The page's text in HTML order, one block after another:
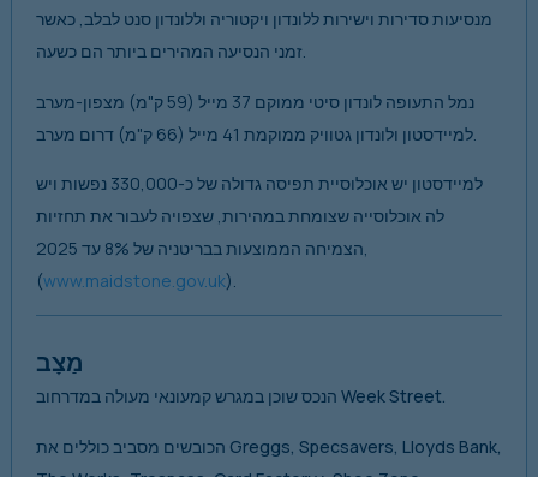
מנסיעות סדירות וישירות ללונדון ויקטוריה וללונדון סנט לבלב, כאשר
זמני הנסיעה המהירים ביותר הם כשעה.
נמל התעופה לונדון סיטי ממוקם 37 מייל (59 ק"מ) מצפון-מערב
למיידסטון ולונדון גטוויק ממוקמת 41 מייל (66 ק"מ) דרום מערב.
למיידסטון יש אוכלוסיית תפיסה גדולה של כ-330,000 נפשות ויש
לה אוכלוסייה שצומחת במהירות, שצפויה לעבור את תחזיות
הצמיחה הממוצעות בבריטניה של 8% עד 2025,
(www.maidstone.gov.uk).
מַצָב
הנכס שוכן במגרש קמעונאי מעולה במדרחוב Week Street.
הכובשים מסביב כוללים את Greggs, Specsavers, Lloyds Bank,